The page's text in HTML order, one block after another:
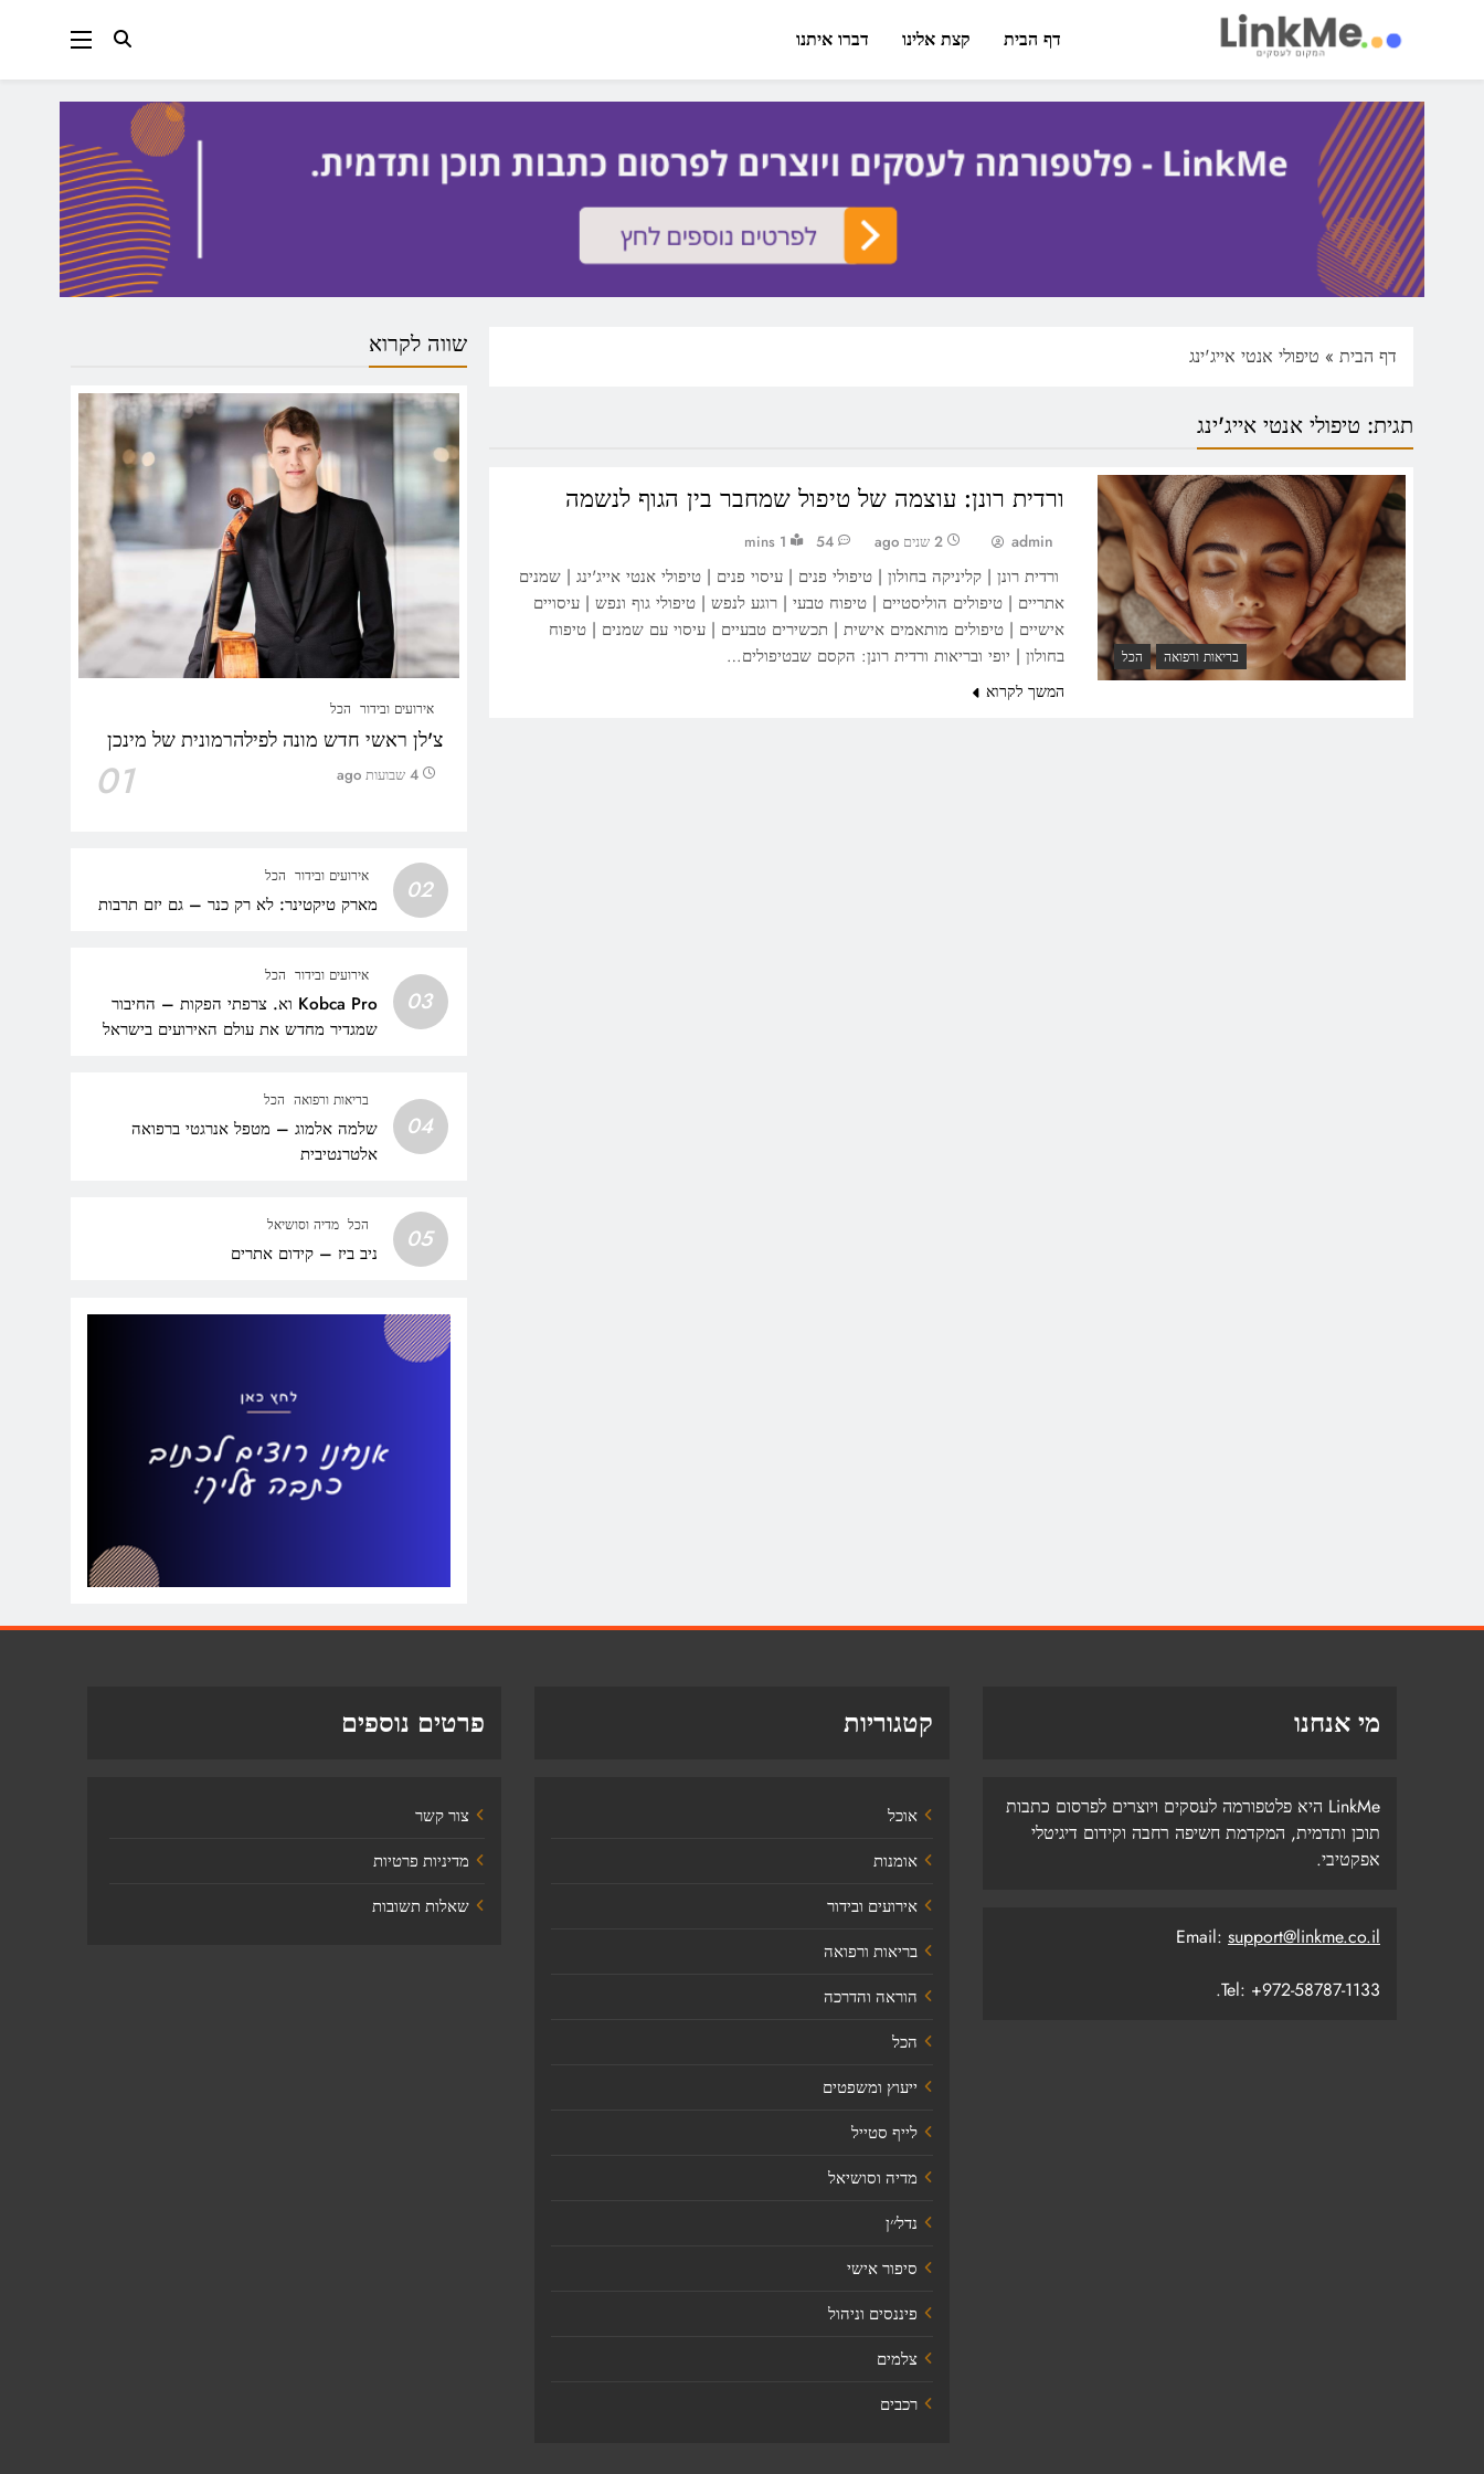
linkme.co.il
פלטפורמה מקצועית לפרסום כתבות תוכן ותדמית
דף הבית קצת אלינו דברו איתנו
דף הבית » טיפולי אנטי אייג'ינג
תגית: טיפולי אנטי אייג'ינג
בריאות ורפואה הכל
ורדית רונן: עוצמה של טיפול שמחבר בין הגוף לנשמה
admin 2 שנים ago 54
1 mins
ורדית רונן | קליניקה בחולון | טיפולי פנים | עיסוי פנים | טיפולי אנטי אייג'ינג | שמנים
אתריים | טיפולים הוליסטיים | טיפוח טבעי | רוגע לנפש | טיפולי גוף ונפש | עיסויים
אישיים | טיפולים מותאמים אישית | תכשירים טבעיים | עיסוי עם שמנים | טיפוח
בחולון | יופי ובריאות ורדית רונן: הקסם שבטיפולים…
המשך לקרוא
שווה לקרוא
אירועים ובידור הכל
צ'לן ראשי חדש מונה לפילהרמונית של מינכן
01 4 שבועות ago
02 אירועים ובידור הכל
מארק טיקטינר: לא רק כנר – גם יזם תרבות
03
אירועים ובידור הכל
Kobca Pro וא. צרפתי הפקות – החיבור
שמגדיר מחדש את עולם האירועים בישראל
04
בריאות ורפואה הכל
שלמה אלמוג – מטפל אנרגטי ברפואה
אלטרנטיבית
05 הכל מדיה וסושיאל
ניב ביז – קידום אתרים
מי אנחנו
LinkMe היא פלטפורמה לעסקים ויוצרים לפרסום כתבות
תוכן ותדמית, המקדמת חשיפה רחבה וקידום דיגיטלי
אפקטיבי.
Email: support@linkme.co.il
Tel: +972-58787-1133.
קטגוריות
אוכל
אומנות
אירועים ובידור
בריאות ורפואה
הוראה והדרכה
הכל
ייעוץ ומשפטים
לייף סטייל
מדיה וסושיאל
נדל׳׳ן
סיפור אישי
פיננסים וניהול
צלמים
רכבים
פרטים נוספים
צור קשר
מדיניות פרטיות
שאלות תשובות